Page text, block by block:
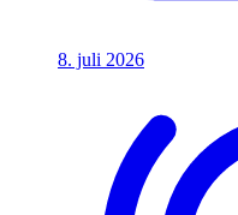
8. juli 2026